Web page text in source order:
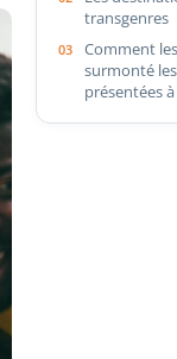
transgenres
Comment
surmonté
présentées à